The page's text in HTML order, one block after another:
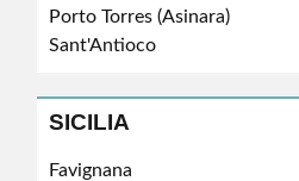
Porto Torres (Asinara)
Sant'Antioco
SICILIA
Favignana